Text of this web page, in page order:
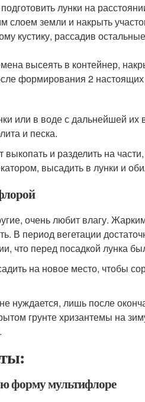
лунки на
земли и накрыть
кустику, рассадив
высеять в контейнер,
формирования 2 настоящих
или в воде с дальнейшей их
и песка.
и разделить на
высадить в лунки и
очень любит влагу.
В период вегетации
что перед посадкой лунка
на новое место, чтобы
нуждается, лишь после
грунте хризантемы на
форму мультифлоре